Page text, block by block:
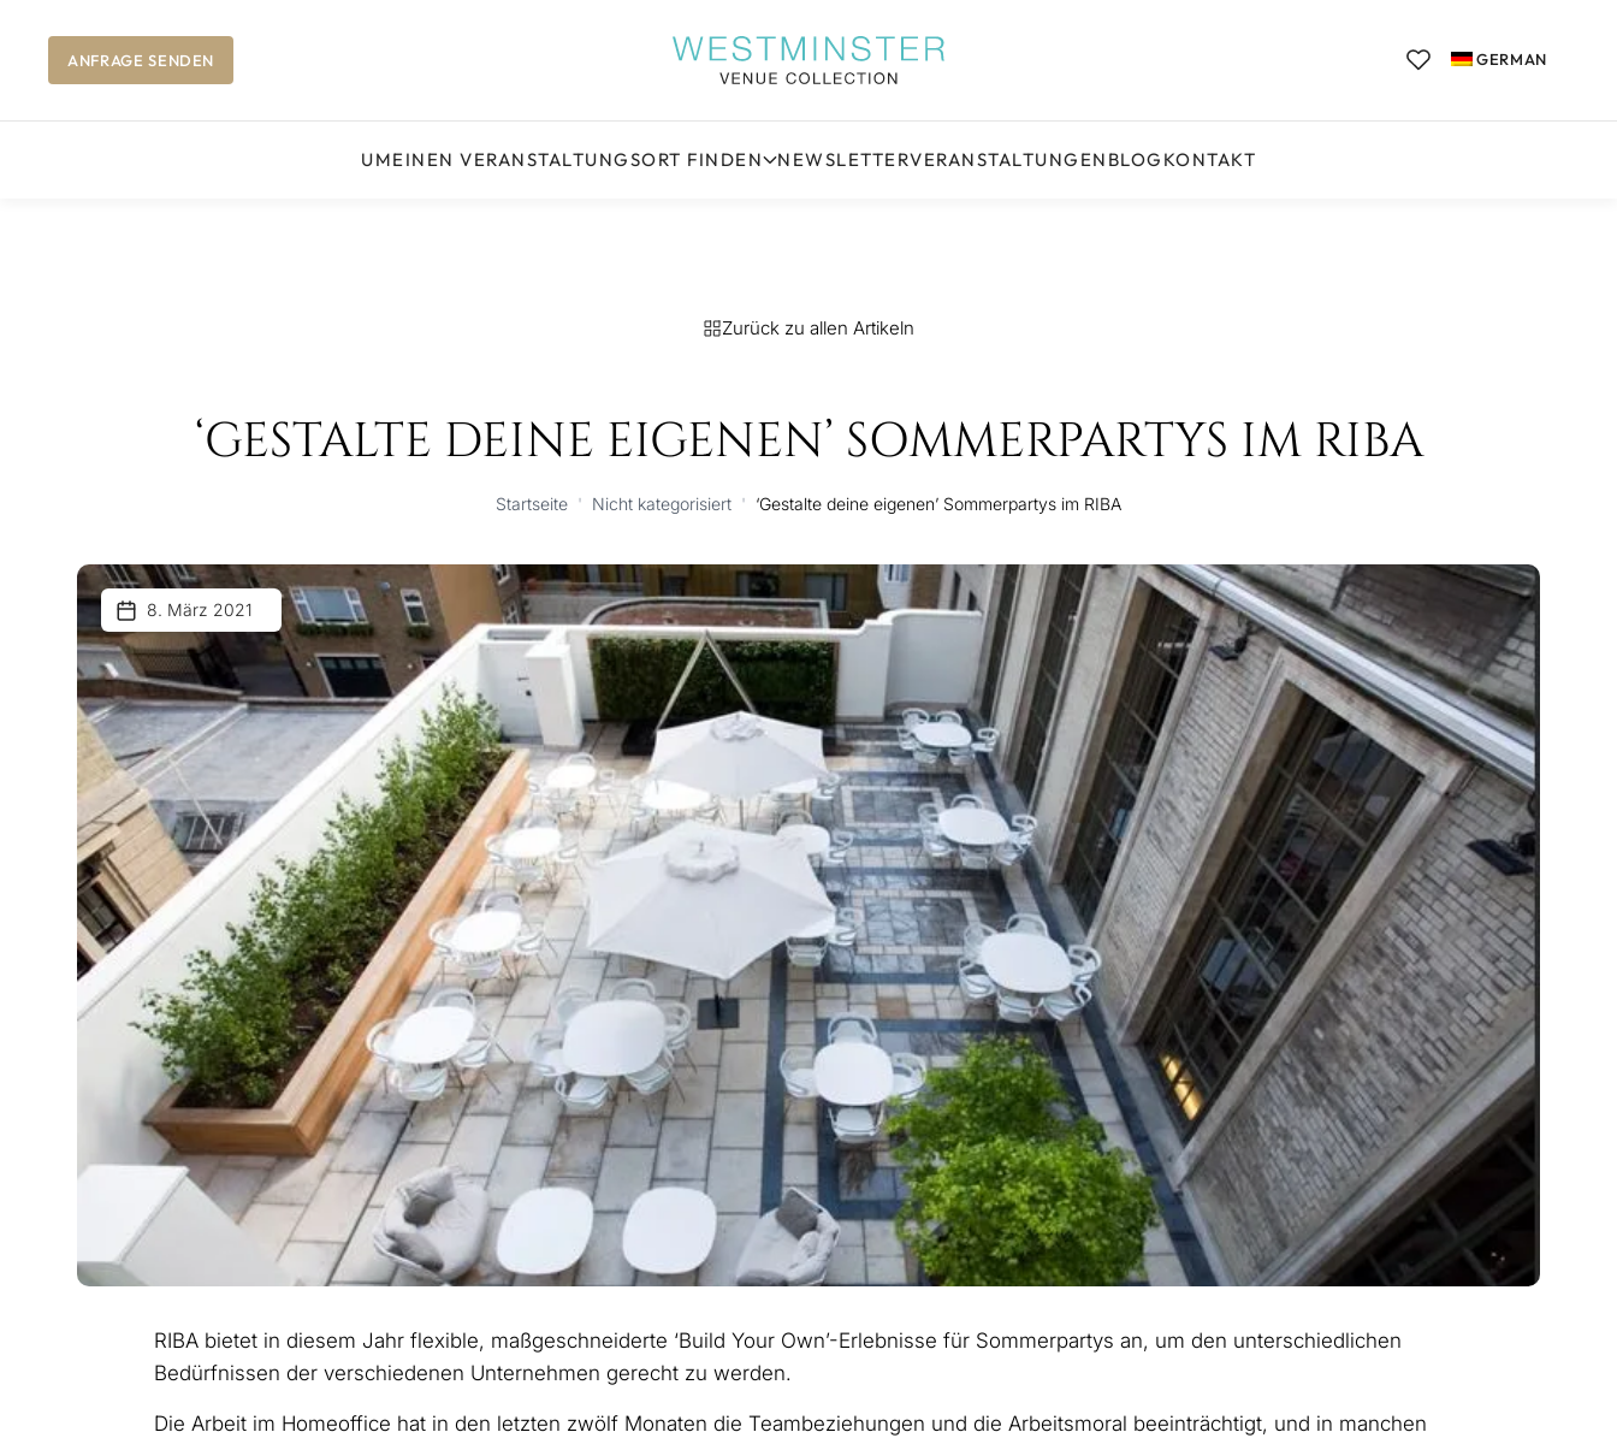
ANFRAGE SENDEN GERMAN
UMEINEN VERANSTALTUNGSORT FINDEN NEWSLETTERVERANSTALTUNGEN BLOG KONTAKT
Zurück zu allen Artikeln
‘GESTALTE DEINE EIGENEN’ SOMMERPARTYS IM RIBA
Startseite ' Nicht kategorisiert ' ‘Gestalte deine eigenen’ Sommerpartys im RIBA
8. März 2021
RIBA bietet in diesem Jahr flexible, maßgeschneiderte ‘Build Your Own’-Erlebnisse für Sommerpartys an, um den unterschiedlichen
Bedürfnissen der verschiedenen Unternehmen gerecht zu werden.
Die Arbeit im Homeoffice hat in den letzten zwölf Monaten die Teambeziehungen und die Arbeitsmoral beeinträchtigt, und in manchen